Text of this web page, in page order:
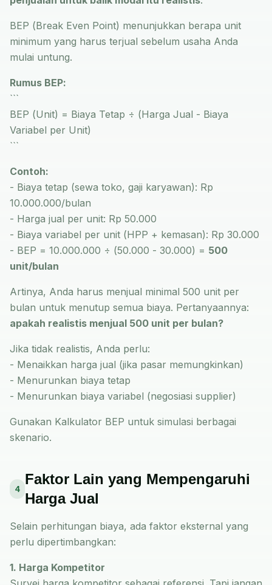
BEP (Break Even Point) menunjukkan berapa unit
minimum yang harus terjual sebelum usaha Anda
mulai untung.
Rumus BEP:
```
BEP (Unit) = Biaya Tetap ÷ (Harga Jual - Biaya
Variabel per Unit)
```
Contoh:
- Biaya tetap (sewa toko, gaji karyawan): Rp
10.000.000/bulan
- Harga jual per unit: Rp 50.000
- Biaya variabel per unit (HPP + kemasan): Rp 30.000
- BEP = 10.000.000 ÷ (50.000 - 30.000) = 500
unit/bulan
Artinya, Anda harus menjual minimal 500 unit per
bulan untuk menutup semua biaya. Pertanyaannya:
apakah realistis menjual 500 unit per bulan?
Jika tidak realistis, Anda perlu:
- Menaikkan harga jual (jika pasar memungkinkan)
- Menurunkan biaya tetap
- Menurunkan biaya variabel (negosiasi supplier)
Gunakan Kalkulator BEP untuk simulasi berbagai
skenario.
4
Faktor Lain yang Mempengaruhi
Harga Jual
Selain perhitungan biaya, ada faktor eksternal yang
perlu dipertimbangkan:
1. Harga Kompetitor